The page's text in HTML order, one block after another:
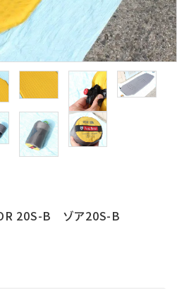
20S-B ゾア20S-B